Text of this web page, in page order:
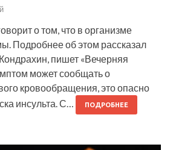
о том, что в организме
Подробнее об этом рассказал
пишет «Вечерняя
может сообщать о
кровообращения, это опасно
инсульта. С…
ПОДРОБНЕЕ